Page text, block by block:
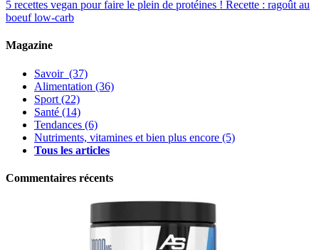
5 recettes vegan pour faire le plein de protéines ! Recette : ragoût au
boeuf low-carb
Magazine
Savoir (37)
Alimentation (36)
Sport (22)
Santé (14)
Tendances (6)
Nutriments, vitamines et bien plus encore (5)
Tous les articles
Commentaires récents